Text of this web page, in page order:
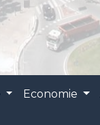
Economie